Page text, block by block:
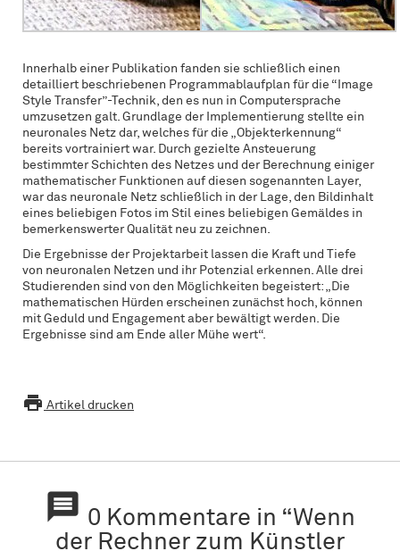
Innerhalb einer Publikation fanden sie schließlich einen
detailliert beschriebenen Programmablaufplan für die “Image
Style Transfer”-Technik, den es nun in Computersprache
umzusetzen galt. Grundlage der Implementierung stellte ein
neuronales Netz dar, welches für die „Objekterkennung“
bereits vortrainiert war. Durch gezielte Ansteuerung
bestimmter Schichten des Netzes und der Berechnung einiger
mathematischer Funktionen auf diesen sogenannten Layer,
war das neuronale Netz schließlich in der Lage, den Bildinhalt
eines beliebigen Fotos im Stil eines beliebigen Gemäldes in
bemerkenswerter Qualität neu zu zeichnen.
Die Ergebnisse der Projektarbeit lassen die Kraft und Tiefe
von neuronalen Netzen und ihr Potenzial erkennen. Alle drei
Studierenden sind von den Möglichkeiten begeistert: „Die
mathematischen Hürden erscheinen zunächst hoch, können
mit Geduld und Engagement aber bewältigt werden. Die
Ergebnisse sind am Ende aller Mühe wert“.
 Artikel drucken
 0 Kommentare in “Wenn
der Rechner zum Künstler